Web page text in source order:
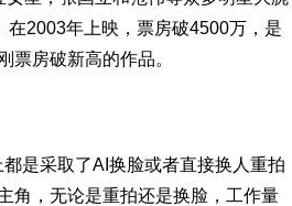
2003年上映，票房破4500万，是
票房破新高的作品。
是采取了AI换脸或者直接换人重拍
角，无论是重拍还是换脸，工作量